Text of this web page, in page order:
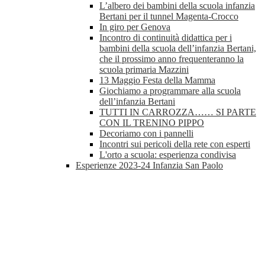
L’albero dei bambini della scuola infanzia
Bertani per il tunnel Magenta-Crocco
In giro per Genova
Incontro di continuità didattica per i
bambini della scuola dell’infanzia Bertani,
che il prossimo anno frequenteranno la
scuola primaria Mazzini
13 Maggio Festa della Mamma
Giochiamo a programmare alla scuola
dell’infanzia Bertani
TUTTI IN CARROZZA…… SI PARTE
CON IL TRENINO PIPPO
Decoriamo con i pannelli
Incontri sui pericoli della rete con esperti
L'orto a scuola: esperienza condivisa
Esperienze 2023-24 Infanzia San Paolo